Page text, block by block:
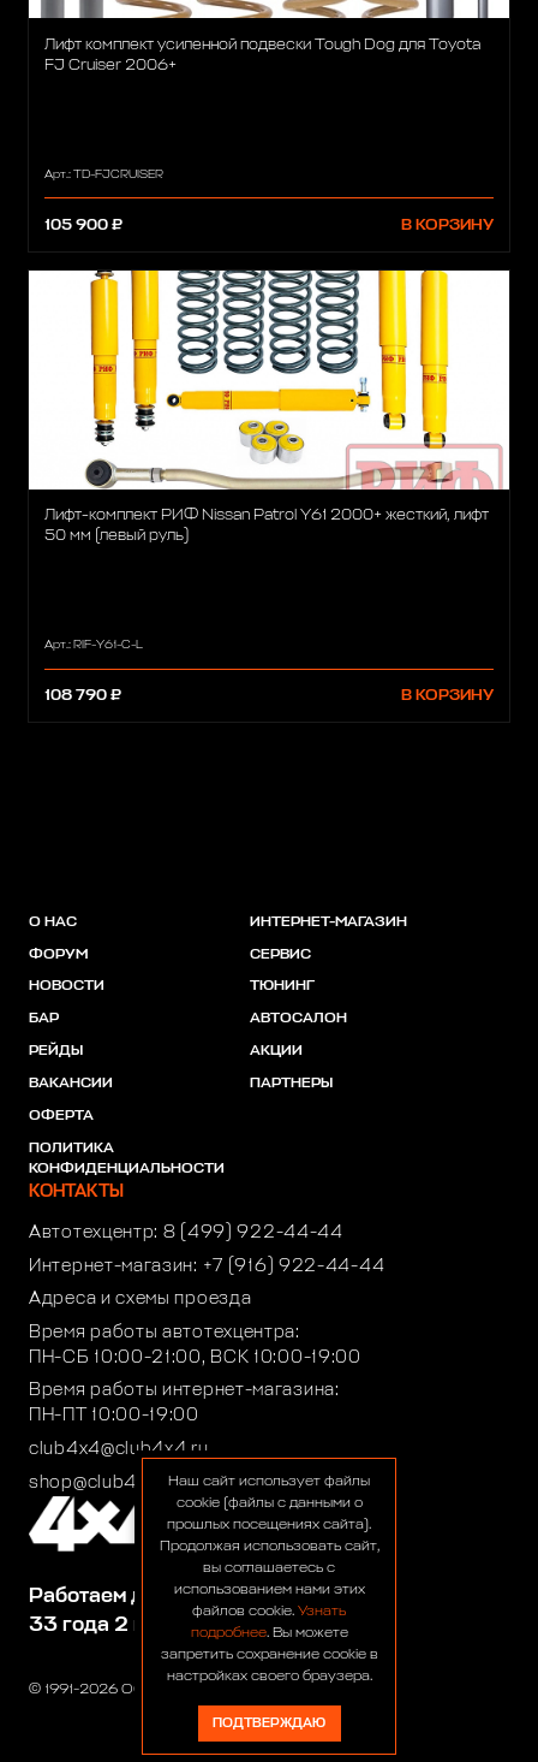
Лифт комплект усиленной подвески Tough Dog для Toyota
FJ Cruiser 2006+
Арт.: TD-FJCRUISER
105 900 ₽ В КОРЗИНУ
Лифт-комплект РИФ Nissan Patrol Y61 2000+ жесткий, лифт
50 мм (левый руль)
Арт.: RIF-Y61-C-L
108 790 ₽ В КОРЗИНУ
© 1991-2026 ООО «Сервис 4х4»
Работаем для вас:
33 года 2 месяца 23 дня
О НАС
ФОРУМ
НОВОСТИ
БАР
РЕЙДЫ
ВАКАНСИИ
ОФЕРТА
ПОЛИТИКА
КОНФИДЕНЦИАЛЬНОСТИ
ИНТЕРНЕТ-МАГАЗИН
СЕРВИС
ТЮНИНГ
АВТОСАЛОН
АКЦИИ
ПАРТНЕРЫ
КОНТАКТЫ
Автотехцентр: 8 (499) 922-44-44
Интернет-магазин: +7 (916) 922-44-44
Адреса и схемы проезда
Время работы автотехцентра:
ПН-СБ 10:00-21:00, ВСК 10:00-19:00
Время работы интернет-магазина:
ПН-ПТ 10:00-19:00
club4x4@club4x4.ru
shop@club4x4.ruНаш сайт использует файлы
cookie (файлы с данными о
прошлых посещениях сайта).
Продолжая использовать сайт,
вы соглашаетесь с
использованием нами этих
файлов cookie. Узнать
подробнее. Вы можете
запретить сохранение cookie в
настройках своего браузера.
ПОДТВЕРЖДАЮ